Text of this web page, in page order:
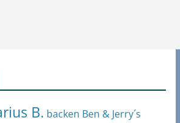
B. backen Ben & Jerry´s